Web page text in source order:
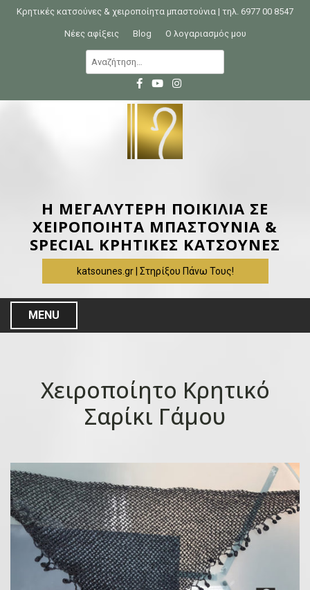
o
Κρητικές κατσούνες & χειροποίητα μπαστούνια | τηλ. 6977 00 8547
Νέες αφίξεις Blog Ο λογαριασμός μου
ν
η
γ
ι
:
Η ΜΕΓΑΛΥΤΕΡΗ ΠΟΙΚΙΛΙΑ ΣΕ
ΧΕΙΡΟΠΟΙΗΤΑ ΜΠΑΣΤΟΥΝΙΑ &
SPECIAL ΚΡΗΤΙΚΕΣ ΚΑΤΣΟΥΝΕΣ
katsounes.gr | Στηρίξου Πάνω Τους!
MENU
Χειροποίητο Κρητικό
Σαρίκι Γάμου